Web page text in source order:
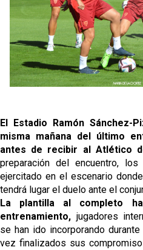
La cita ante el Espanyol
El dato que destaca a
grandes ligas
Juanlu de vuelta a Sevilla
El Granada negocia con el
Flores
El Estadio Ramón Sánchez-
misma mañana del último
antes de recibir al Atlético
preparación del encuentro,
ejercitado en el escenario donde
tendrá lugar el duelo ante el
La plantilla al completo
entrenamiento, jugadores
se han ido incorporando
vez finalizados sus